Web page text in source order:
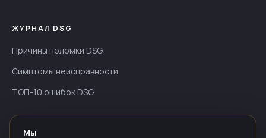
ЖУРНАЛ DSG
Причины поломки DSG
Симптомы неисправности
ТОП-10 ошибок DSG
ИНФОРМАЦИЯ
Мы